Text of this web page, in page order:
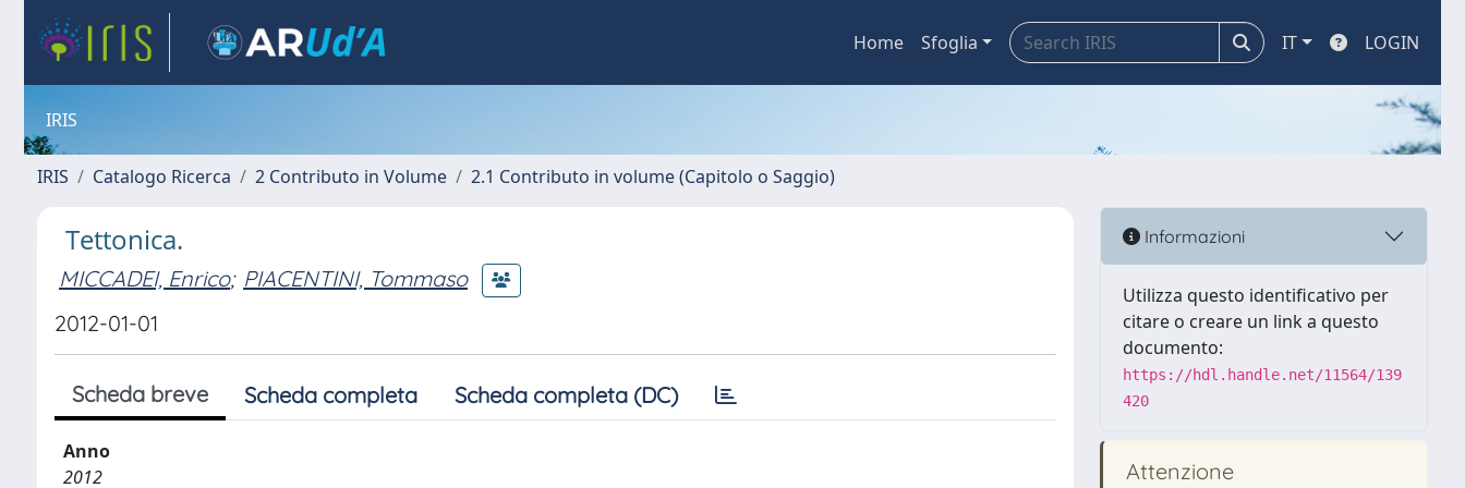
Home Sfoglia IT LOGIN
IRIS
IRIS Catalogo Ricerca 2 Contributo in Volume 2.1 Contributo in volume (Capitolo o Saggio)
Tettonica.
MICCADEI, Enrico; PIACENTINI, Tommaso
2012-01-01
Scheda breve Scheda completa Scheda completa (DC)
Anno
2012
Informazioni
Utilizza questo identificativo per
citare o creare un link a questo
documento:
https://hdl.handle.net/11564/139
420
Attenzione